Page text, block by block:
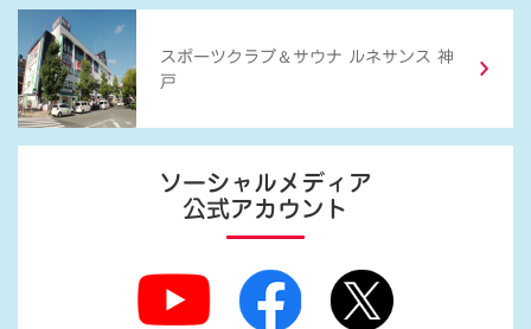
スポーツクラブ ＆ サウナ ルネサンス 神
戸
ソーシャルメディア
公式アカウント